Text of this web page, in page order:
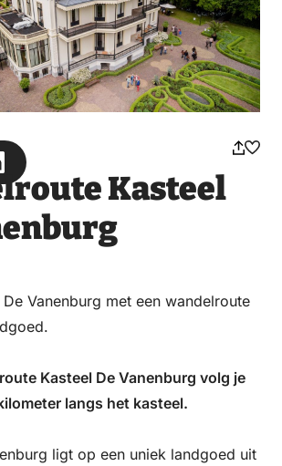
Kasteel
Vanenburg met een wandelroute
Kasteel De Vanenburg volg je
langs het kasteel.
ligt op een uniek landgoed uit